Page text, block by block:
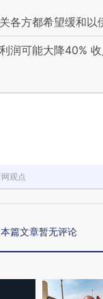
各方都希望缓和以
润可能大降40%
观点
本篇文章暂无评论